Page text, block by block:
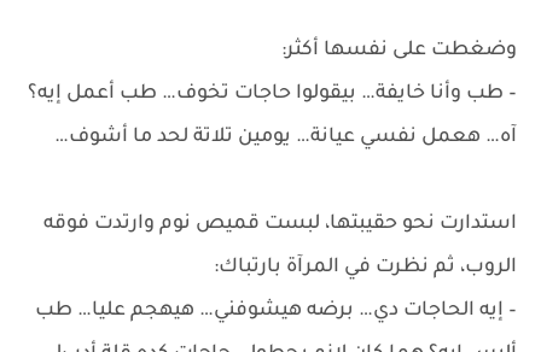
وضغطت على نفسها أكثر:
– طب وأنا خايفة… بيقولوا حاجات تخوف… طب أعمل إيه؟
آه… هعمل نفسي عيانة… يومين تلاتة لحد ما أشوف…
استدارت نحو حقيبتها، لبست قميص نوم وارتدت فوقه
الروب، ثم نظرت في المرآة بارتباك:
– إيه الحاجات دي… برضه هيشوفني… هيهجم عليا… طب